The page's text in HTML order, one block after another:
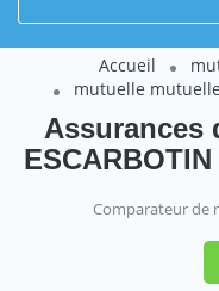
Accueil
mutuelle
Assurances
Comparateur de